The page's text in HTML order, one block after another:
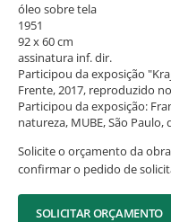
óleo sobre tela
1951
92 x 60 cm
assinatura inf. dir.
Participou da exposição
Frente, 2017, reproduzido
Participou da exposição:
natureza, MUBE, São
Solicite o orçamento da
confirmar o pedido de
SOLICITAR ORÇAMENTO